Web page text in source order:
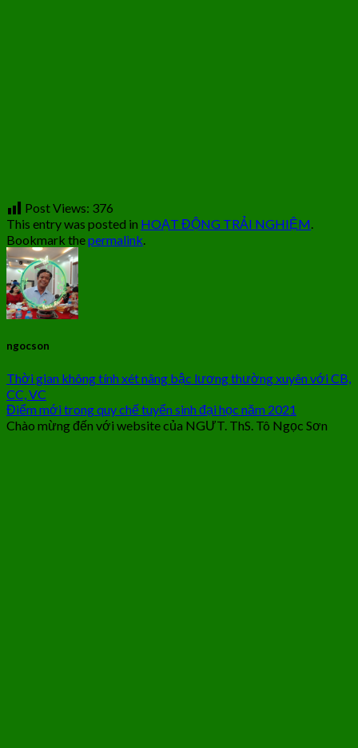
Post Views: 376
This entry was posted in HOẠT ĐỘNG TRẢI NGHIỆM.
Bookmark thepermalink.
ngocson
Thời gian không tính xét nâng bậc lương thường xuyên với CB,
CC, VC
Điểm mới trong quy chế tuyển sinh đại học năm 2021
Chào mừng đến với website của NGƯT. ThS. Tô Ngọc Sơn